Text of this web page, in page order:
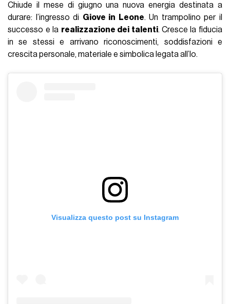
Chiude il mese di giugno una nuova energia destinata a
durare: l’ingresso di Giove in Leone. Un trampolino per il
successo e la realizzazione dei talenti. Cresce la fiducia
in se stessi e arrivano riconoscimenti, soddisfazioni e
crescita personale, materiale e simbolica legata all’Io.
Visualizza questo post su Instagram